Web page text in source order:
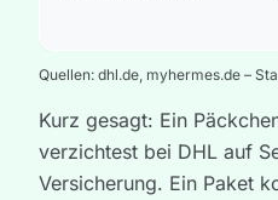
Quellen: dhl.de, myhermes.de –
Kurz gesagt: Ein
verzichtest bei DHL auf
Versicherung. Ein Paket